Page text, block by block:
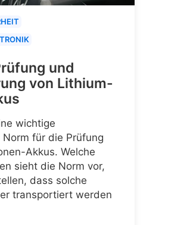
und
von Lithium-
wichtige
für die Prüfung
Akkus. Welche
sieht die Norm vor,
dass solche
transportiert werden